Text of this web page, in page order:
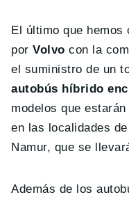
El último que
porVolvo con la
el suministro de un
autobús híbrido
modelos que
en las localidades
Namur, que se
Además de los